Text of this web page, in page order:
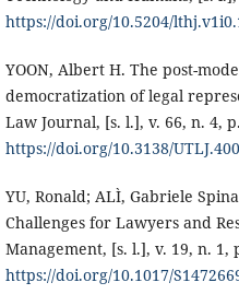
https://doi.org/10.5204/
YOON, Albert H. The post-
democratization of legal
Law Journal, [s. l.], v. 66, n. 4,
https://doi.org/10.3138/
YU, Ronald; ALÌ, Gabriele
Challenges for Lawyers and
Management, [s. l.], v. 19, n. 1,
https://doi.org/10.1017/